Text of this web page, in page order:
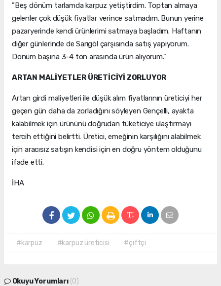
"Beş dönüm tarlamda karpuz yetiştirdim. Toptan almaya
gelenler çok düşük fiyatlar verince satmadım. Bunun yerine
pazaryerinde kendi ürünlerimi satmaya başladım. Haftanın
diğer günlerinde de Sarıgöl çarşısında satış yapıyorum.
Dönüm başına 3-4 ton arasında ürün alıyorum."
ARTAN MALİYETLER ÜRETİCİYİ ZORLUYOR
Artan girdi maliyetleri ile düşük alım fiyatlarının üreticiyi her
geçen gün daha da zorladığını söyleyen Gençelli, ayakta
kalabilmek için ürününü doğrudan tüketiciye ulaştırmayı
tercih ettiğini belirtti. Üretici, emeğinin karşılığını alabilmek
için aracısız satışın kendisi için en doğru yöntem olduğunu
ifade etti.
İHA
#karpuz #karpuz üreticisi #çiftçi
Okuyu Yorumları (0)